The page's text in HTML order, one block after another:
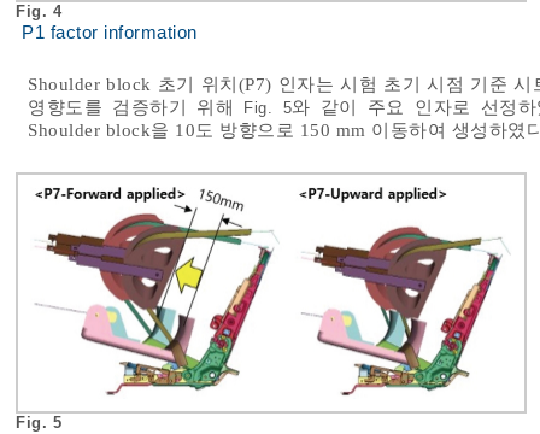
Fig. 4
P1 factor information
Shoulder block 초기 위치(P7) 인자는 시험 초기 시점 기준
영향도를 검증하기 위해 Fig. 5와 같이 주요 인자로 선정
Shoulder block을 10도 방향으로 150 mm 이동하여 생성하였
Fig. 5